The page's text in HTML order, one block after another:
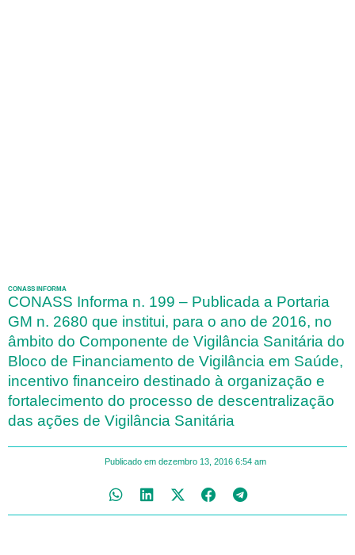
CONASS INFORMA
CONASS Informa n. 199 – Publicada a Portaria
GM n. 2680 que institui, para o ano de 2016, no
âmbito do Componente de Vigilância Sanitária do
Bloco de Financiamento de Vigilância em Saúde,
incentivo financeiro destinado à organização e
fortalecimento do processo de descentralização
das ações de Vigilância Sanitária
Publicado em dezembro 13, 2016 6:54 am